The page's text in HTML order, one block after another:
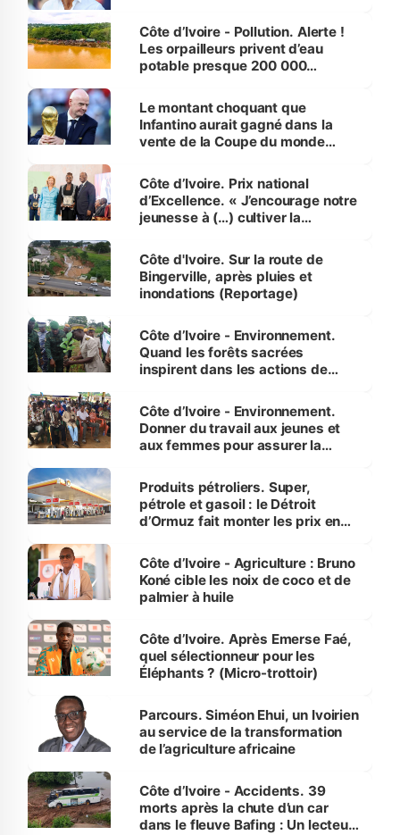
Côte d’Ivoire - Pollution. Alerte !
Les orpailleurs privent d’eau
potable presque 200 000
Le montant choquant que
Infantino aurait gagné dans la
vente de la Coupe du monde
Côte d’Ivoire. Prix national
d’Excellence. « J’encourage notre
jeunesse à (…) cultiver la
(Alassane Ouattara
Côte d'Ivoire. Sur la route de
Bingerville, après pluies et
inondations (Reportage)
Côte d’Ivoire - Environnement.
Quand les forêts sacrées
inspirent dans les actions de
Côte d’Ivoire - Environnement.
Donner du travail aux jeunes et
aux femmes pour assurer la
menacées
Produits pétroliers. Super,
pétrole et gasoil : le Détroit
d’Ormuz fait monter les prix en
Côte d’Ivoire - Agriculture : Bruno
Koné cible les noix de coco et de
palmier à huile
Côte d’Ivoire. Après Emerse Faé,
quel sélectionneur pour les
Éléphants ? (Micro-trottoir)
Parcours. Siméon Ehui, un Ivoirien
au service de la transformation
de l’agriculture africaine
Côte d’Ivoire - Accidents. 39
morts après la chute d’un car
dans le fleuve Bafing : Un lecteur